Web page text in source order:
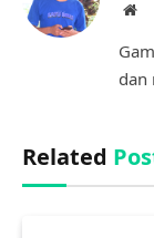
dan
Related